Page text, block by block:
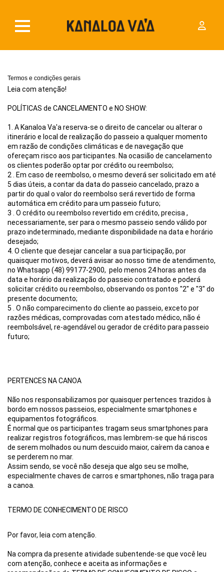
Termos e condições gerais
Leia com atenção!
POLÍTICAS de CANCELAMENTO e NO SHOW:
1. A Kanaloa Va'a reserva-se o direito de cancelar ou alterar o
itinerário e local de realização do passeio a qualquer momento
em razão de condições climáticas e de navegação que
ofereçam risco aos participantes. Na ocasião de cancelamento
os clientes poderão optar por crédito ou reembolso;
2 . Em caso de reembolso, o mesmo deverá ser solicitado em até
5 dias úteis, a contar da data do passeio cancelado, prazo a
partir do qual o valor do reembolso será revertido de forma
automática em crédito para um passeio futuro;
3 . O crédito ou reembolso revertido em crédito, precisa ,
necessariamente, ser para o mesmo passeio sendo válido por
prazo indeterminado, mediante disponibilidade na data e horário
desejado;
4. O cliente que desejar cancelar a sua participação, por
quaisquer motivos, deverá avisar ao nosso time de atendimento,
no Whatsapp (48) 99177-2900,  pelo menos 24 horas antes da
data e horário da realização do passeio contratado e poderá
solicitar crédito ou reembolso, observando os pontos "2" e "3" do
presente documento;
5 . O não comparecimento do cliente ao passeio, exceto por
razões médicas, comprovadas com atestado médico, não é
reembolsável, re-agendável ou gerador de crédito para passeio
futuro;
PERTENCES NA CANOA
Não nos responsabilizamos por quaisquer pertences trazidos à
bordo em nossos passeios, especialmente smartphones e
equipamentos fotográficos.
É normal que os participantes tragam seus smartphones para
realizar registros fotográficos, mas lembrem-se que há riscos
de serem molhados ou num descuido maior, caírem da canoa e
se perderem no mar.
Assim sendo, se você não deseja que algo seu se molhe,
especialmente chaves de carros e smartphones, não traga para
a canoa.
TERMO DE CONHECIMENTO DE RISCO
Por favor, leia com atenção.
Na compra da presente atividade subentende-se que você leu
com atenção, conhece e aceita as informações e